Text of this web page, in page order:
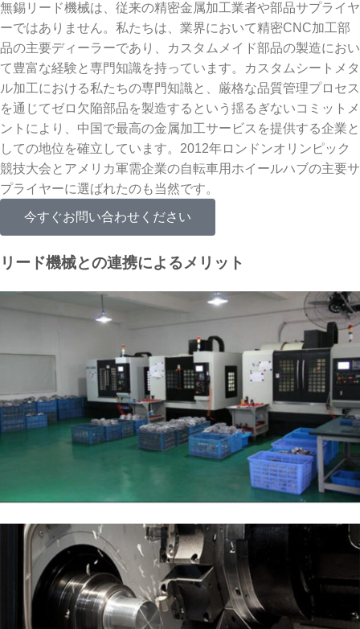
無錫リード機械は、従来の精密金属加工業者や部品サプライヤ
ーではありません。私たちは、業界において精密CNC加工部
品の主要ディーラーであり、カスタムメイド部品の製造におい
て豊富な経験と専門知識を持っています。カスタムシートメタ
ル加工における私たちの専門知識と、厳格な品質管理プロセス
を通じてゼロ欠陥部品を製造するという揺るぎないコミットメ
ントにより、中国で最高の金属加工サービスを提供する企業と
しての地位を確立しています。2012年ロンドンオリンピック
競技大会とアメリカ軍需企業の自転車用ホイールハブの主要サ
プライヤーに選ばれたのも当然です。
今すぐお問い合わせください
リード機械との連携によるメリット